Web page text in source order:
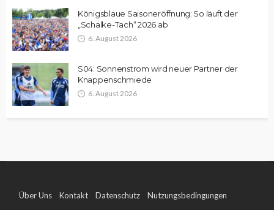
Königsblaue Saisoneröffnung: So läuft der
„Schalke-Tach“ 2026 ab
6. August 2026
S04: Sonnenstrom wird neuer Partner der
Knappenschmiede
6. August 2026
Über Uns Kontakt Datenschutz Nutzungsbedingungen